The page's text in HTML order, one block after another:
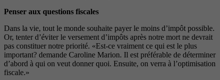
Penser aux questions fiscales
Dans la vie, tout le monde souhaite payer le moins d’impôt possible.
Or, tenter d’éviter le versement d’impôts après notre mort ne devrait
pas constituer notre priorité. «Est-ce vraiment ce qui est le plus
important? demande Caroline Marion. Il est préférable de déterminer
d’abord à qui on veut donner quoi. Ensuite, on verra à l’optimisation
fiscale.»